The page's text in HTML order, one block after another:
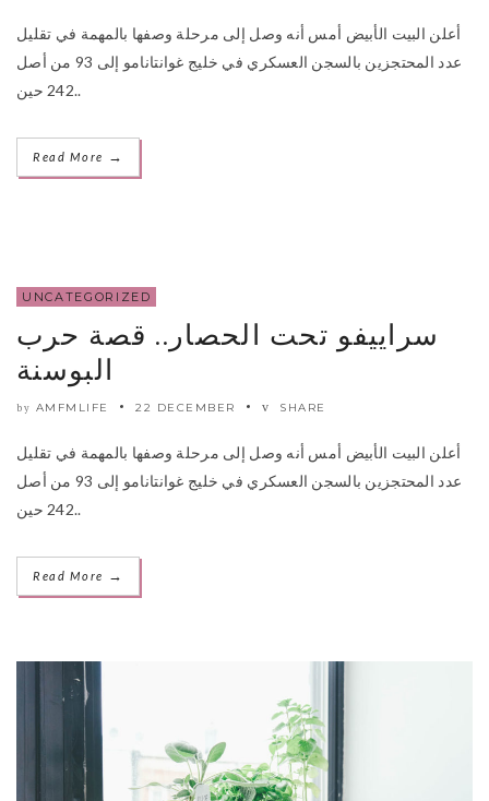
أعلن البيت الأبيض أمس أنه وصل إلى مرحلة وصفها بالمهمة في تقليل
عدد المحتجزين بالسجن العسكري في خليج غوانتانامو إلى 93 من أصل
242 حين..
Read More →
UNCATEGORIZED
سراييفو تحت الحصار.. قصة حرب
البوسنة
by AMFMLIFE 22 DECEMBER SHARE
أعلن البيت الأبيض أمس أنه وصل إلى مرحلة وصفها بالمهمة في تقليل
عدد المحتجزين بالسجن العسكري في خليج غوانتانامو إلى 93 من أصل
242 حين..
Read More →